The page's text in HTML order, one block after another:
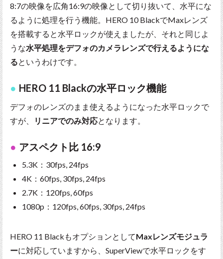
8:7の映像を広角16:9の映像として切り抜いて、水平にな
るように処理を行う機能。HERO 10 BlackでMaxレンズ
を搭載すると水平ロックが使えましたが、それと同じよ
うな水平処理をデフォのカメラレンズで行えるようにな
るというわけです。
HERO 11 Blackの水平ロック機能
デフォのレンズのまま使えるようになった水平ロックで
すが、
リニアでのみ対応となります。
アスペクト比 16:9
5.3K：30fps, 24fps
4K：60fps, 30fps, 24fps
2.7K：120fps, 60fps
1080p：120fps, 60fps, 30fps, 24fps
HERO 11 BlackもオプションとしてMaxレンズモジュラ
ーに対応していますから、SuperViewで水平ロックをす